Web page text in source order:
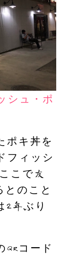
シュ・ポ
ポキ丼を
フィッシ
こで友
とのこと
2年ぶり
コード